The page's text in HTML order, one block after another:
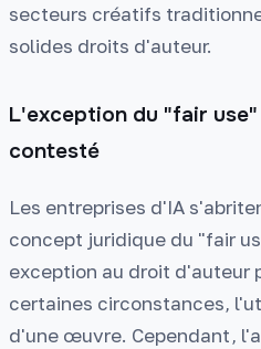
secteurs créatifs
solides droits d'auteur.
L'exception du "fair
contesté
Les entreprises d'IA
concept juridique du "fair
exception au droit d'auteur
certaines circonstances,
d'une œuvre. Cependant,